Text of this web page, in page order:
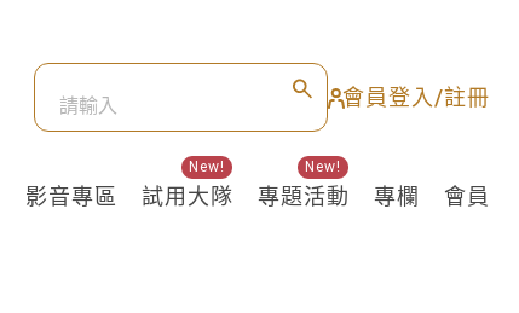
會員登入/註冊
影音專區 試用大隊
New!
專題活動
New!
專欄 會員